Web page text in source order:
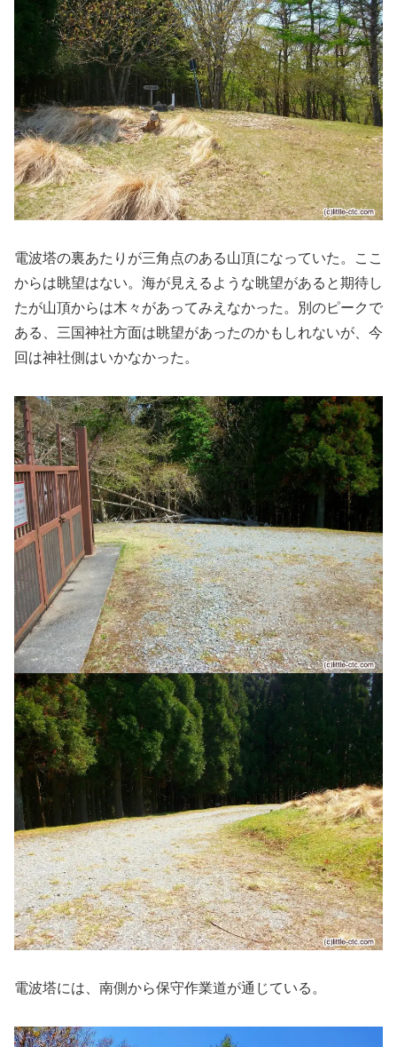
電波塔の裏あたりが三角点のある山頂になっていた。ここ
からは眺望はない。海が見えるような眺望があると期待し
たが山頂からは木々があってみえなかった。別のピークで
ある、三国神社方面は眺望があったのかもしれないが、今
回は神社側はいかなかった。
電波塔には、南側から保守作業道が通じている。